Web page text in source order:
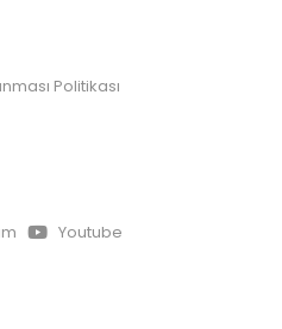
Politikası
Youtube